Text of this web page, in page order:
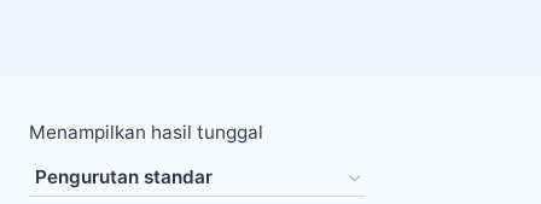
Menampilkan hasil tunggal